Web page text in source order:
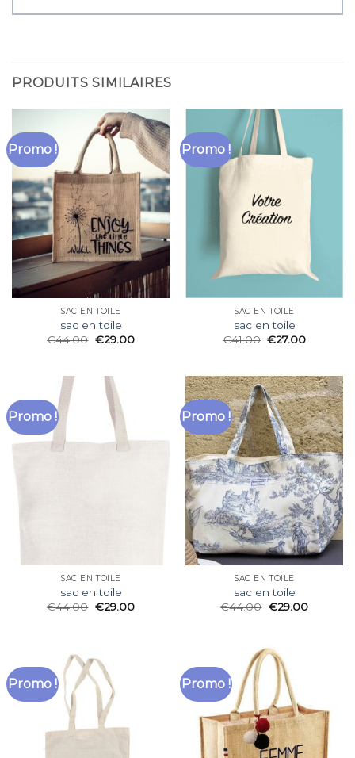
PRODUITS SIMILAIRES
Promo !
SAC EN TOILE
sac en toile
€44.00 €29.00
Promo !
SAC EN TOILE
sac en toile
€41.00 €27.00
Promo !
SAC EN TOILE
sac en toile
€44.00 €29.00
Promo !
SAC EN TOILE
sac en toile
€44.00 €29.00
Promo ! Promo !